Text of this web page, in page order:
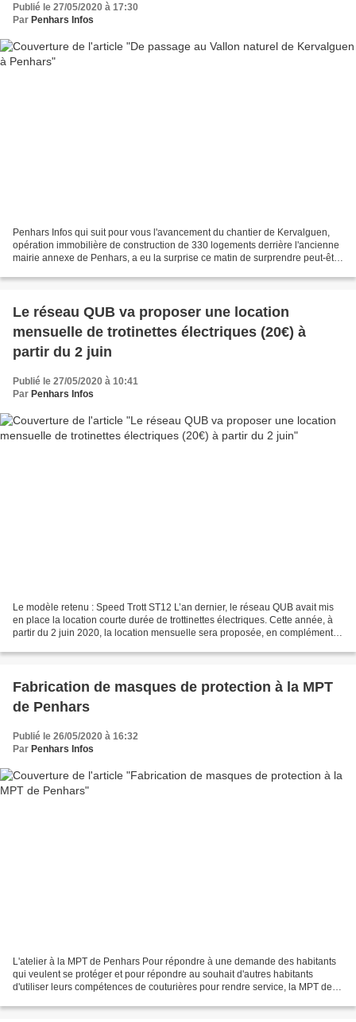
Publié le 27/05/2020 à 17:30
Par Penhars Infos
Penhars Infos qui suit pour vous l'avancement du chantier de Kervalguen,
opération immobilière de construction de 330 logements derrière l'ancienne
mairie annexe de Penhars, a eu la surprise ce matin de surprendre peut-être
Le réseau QUB va proposer une location
mensuelle de trotinettes électriques (20€) à
partir du 2 juin
Publié le 27/05/2020 à 10:41
Par Penhars Infos
Le modèle retenu : Speed Trott ST12 L’an dernier, le réseau QUB avait mis
en place la location courte durée de trottinettes électriques. Cette année, à
partir du 2 juin 2020, la location mensuelle sera proposée, en complément
Fabrication de masques de protection à la MPT
de Penhars
Publié le 26/05/2020 à 16:32
Par Penhars Infos
L'atelier à la MPT de Penhars Pour répondre à une demande des habitants
qui veulent se protéger et pour répondre au souhait d'autres habitants
d'utiliser leurs compétences de couturières pour rendre service, la MPT de